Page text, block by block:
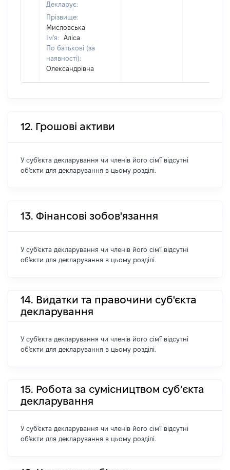
Декларує:
Прізвище:
Мисловська
Ім'я:
Аліса
По батькові (за
наявності):
Олександрівна
12. Грошові активи
У суб'єкта декларування чи членів його сім'ї відсутні
об'єкти для декларування в цьому розділі.
13. Фінансові зобов'язання
У суб'єкта декларування чи членів його сім'ї відсутні
об'єкти для декларування в цьому розділі.
14. Видатки та правочини суб'єкта
декларування
У суб'єкта декларування чи членів його сім'ї відсутні
об'єкти для декларування в цьому розділі.
15. Робота за сумісництвом суб’єкта
декларування
У суб'єкта декларування чи членів його сім'ї відсутні
об'єкти для декларування в цьому розділі.